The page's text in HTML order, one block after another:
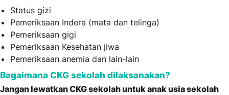
Status gizi
Pemeriksaan Indera (mata dan telinga)
Pemeriksaan gigi
Pemeriksaan Kesehatan jiwa
Pemeriksaan anemia dan lain-lain
Bagaimana CKG sekolah dilaksanakan?
Jangan lewatkan CKG sekolah untuk anak usia sekolah